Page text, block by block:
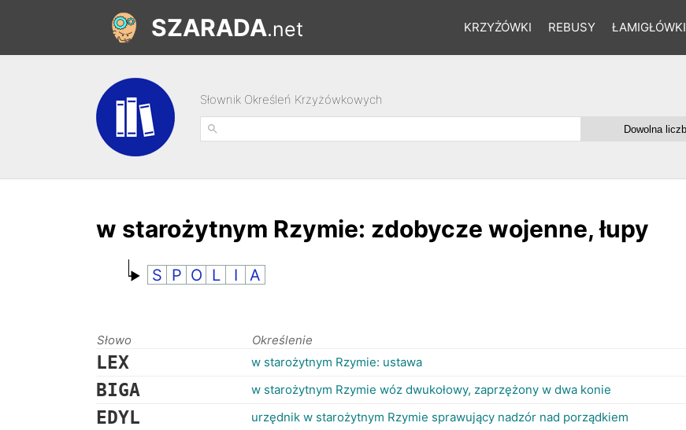
KRZYŻÓWKI REBUSY ŁAMIGŁÓWKI
SZARADA.net
Słownik Określeń Krzyżówkowych
w starożytnym Rzymie: zdobycze wojenne, łupy
S P O L I A
Słowo Określenie
LEX w starożytnym Rzymie: ustawa
BIGA w starożytnym Rzymie wóz dwukołowy, zaprzężony w dwa konie
EDYL urzędnik w starożytnym Rzymie sprawujący nadzór nad porządkiem